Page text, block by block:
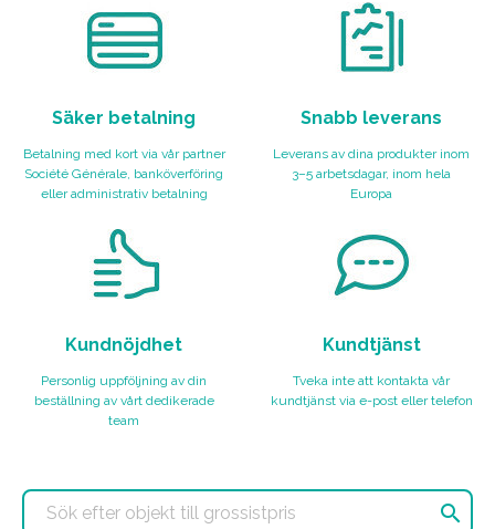
Säker betalning
Betalning med kort via vår partner
Société Générale, banköverföring
eller administrativ betalning
Snabb leverans
Leverans av dina produkter inom
3–5 arbetsdagar, inom hela
Europa
Kundnöjdhet
Personlig uppföljning av din
beställning av vårt dedikerade
team
Kundtjänst
Tveka inte att kontakta vår
kundtjänst via e-post eller telefon
